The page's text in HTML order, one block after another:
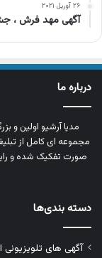
۲۶ آوریل ۲۰۲۱
آگهی مهد فرش ،
درباره ما
مدیا آرشیو اولین و
مجموعه‌ ای کامل از
صورت تفکیک‌ شده و
دسته بندی‌ها
آگهی های تلویزیونی